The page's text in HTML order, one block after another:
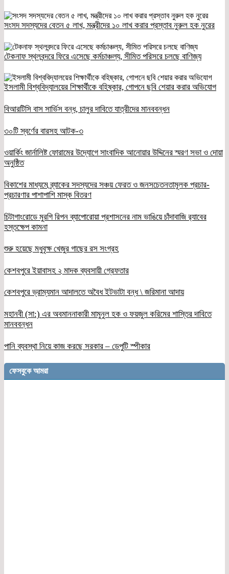
সংসদ সদস্যদের বেতন ৫ লাখ, মন্ত্রীদের ১০ লাখ করার প্রস্তাব নুরুল হক নুরের
টেকনাফ স্থলবন্দরে ফিরে এসেছে কর্মচাঞ্চল্য, সীমিত পরিসরে চলছে বাণিজ্য
ইসলামী বিশ্ববিদ্যালয়ের শিক্ষার্থীকে বহিষ্কার, গোপনে ছবি শেয়ার করার অভিযোগ
বিআরটিসি বাস সার্ভিস বন্ধ, চালুর দাবিতে যাত্রীদের মানববন্ধন
৩০টি স্বর্ণের বারসহ আটক-৩
ওয়ার্কিং জার্নালিষ্ট ফোরামের উদ্যোগে সাংবাদিক আনোয়ার উদ্দিনের স্মরণ সভা ও দোয়া
অনুষ্ঠিত
বিকাশের মাধ্যমে ব্র্যাকের সদস্যদের সঞ্চয় ফেরত ও জনসচেতনতামূলক প্রচার-
প্রচারণার পাশাপাশি মাস্ক বিতরণ
চিটাগাংরোডে মুরগি রিপন ব্যাপোরোয়া প্রশাসনের নাম ভাঙিয়ে চাঁদাবাজি র‌্যাবের
হস্তক্ষেপ কামনা
শুরু হয়েছে মধুবৃক্ষ খেজুর গাছের রস সংগ্রহ
কেশবপুরে ইয়াবাসহ ২ মাদক ব্যবসায়ী গ্রেফতার
কেশবপুরে ভ্রাম্যমান আদালতে অবৈধ ইটভাটা বন্ধ \ জরিমানা আদায়
মহানবী (সা:) এর অবমাননাকারী মামুনুল হক ও ফয়জুল করিমের শাস্তির দাবিতে
মানববন্ধন
পানি ব্যবস্থা নিয়ে কাজ করছে সরকার – ডেপুটি স্পীকার
ফেসবুকে আমরা